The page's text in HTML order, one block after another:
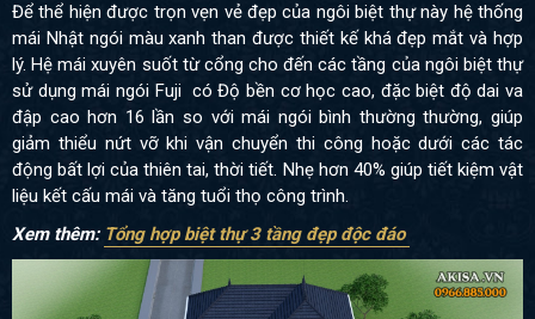
Để thể hiện được trọn vẹn vẻ đẹp của ngôi biệt thự này hệ thống
mái Nhật ngói màu xanh than được thiết kế khá đẹp mắt và hợp
lý. Hệ mái xuyên suốt từ cổng cho đến các tầng của ngôi biệt thự
sử dụng mái ngói Fuji cóĐộ bền cơ học cao, đặc biệt độ dai va
đập cao hơn 16 lần so với mái ngói bình thường thường, giúp
giảm thiểu nứt vỡ khi vận chuyển thi công hoặc dưới các tác
động bất lợi của thiên tai, thời tiết. Nhẹ hơn 40% giúp tiết kiệm vật
liệu kết cấu mái và tăng tuổi thọ công trình.
Xem thêm: Tổng hợp biệt thự 3 tầng đẹp độc đáo